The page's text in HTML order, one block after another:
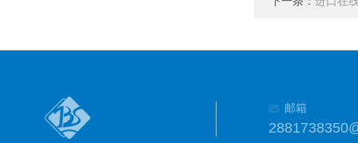
邮箱